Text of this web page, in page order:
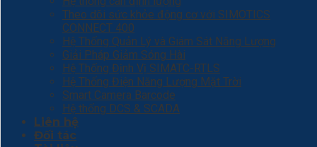
Theo dõi sức khỏe động cơ với SIMOTICS
CONNECT 400
Hệ Thống Quản Lý và Giám Sát Năng Lượng
Giải Pháp Giảm Sóng Hài
Hệ Thống Định Vị SIMATC-RTLS
Hệ Thống Điện Năng Lượng Mặt Trời
Smart Camera Barcode
Hệ thống DCS & SCADA
Liên hệ
Đối tác